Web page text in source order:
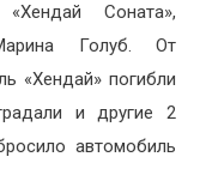
Соната»,
Голуб. От
«Хендай» погибли
и другие 2
автомобиль